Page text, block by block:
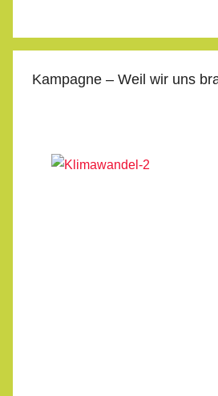
Kampagne – Weil wir uns